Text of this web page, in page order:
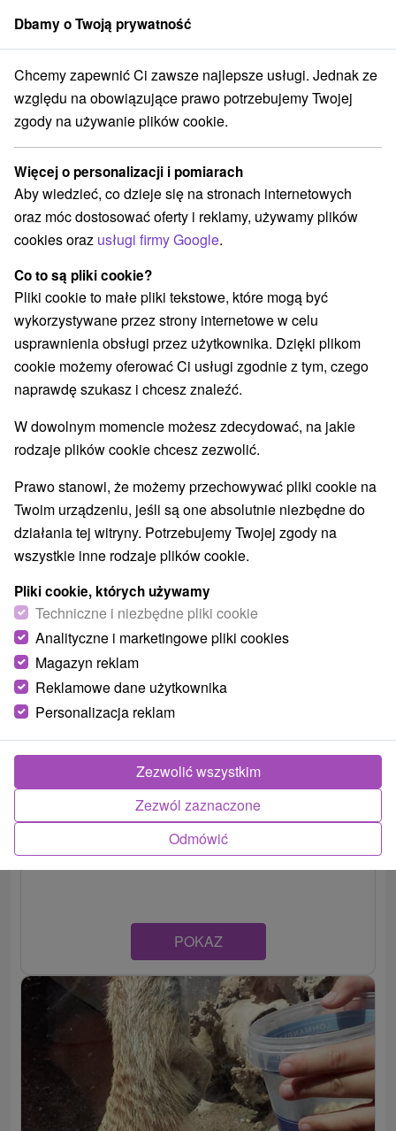
członek grupySorger
Atrakcje na Słowacji Atrakcje dla dzieci Laborecká vrchovina
Atrakcje dla dzieci Laborecká
vrchovina
Kategorie
Wszystkie kategorie
Jeziora, jeziora, zbiorniki wodne
Atrakcje turystyczne (2) Muzea i galerie(1)
Ogrody zoologiczne i fermy zwierząt(1) Tarcze(1)
Atrakcje dla dzieci(4) Kościoły drewniane(10)
Aquaparki, baseny(2) Planetarium i obserwatorium(1)
Ośrodki i miasteczka dziecięce(1)
Zamki, pałace, ruiny(3) Skanseny(1) Zamki(1)
Parki miejskie i zamkowe(1)
Wsie i miasta
Stropkov(2) Svidník(1)
Ekologiczny basen Sninské rybníky
Snina
POKAZ
Dbamy o Twoją prywatność
Chcemy zapewnić Ci zawsze najlepsze usługi. Jednak ze
względu na obowiązujące prawo potrzebujemy Twojej
zgody na używanie plików cookie.
Więcej o personalizacji i pomiarach
Aby wiedzieć, co dzieje się na stronach internetowych
oraz móc dostosować oferty i reklamy, używamy plików
cookies oraz usługi firmy Google.
Co to są pliki cookie?
Pliki cookie to małe pliki tekstowe, które mogą być
wykorzystywane przez strony internetowe w celu
usprawnienia obsługi przez użytkownika. Dzięki plikom
cookie możemy oferować Ci usługi zgodnie z tym, czego
naprawdę szukasz i chcesz znaleźć.
W dowolnym momencie możesz zdecydować, na jakie
rodzaje plików cookie chcesz zezwolić.
Prawo stanowi, że możemy przechowywać pliki cookie na
Twoim urządzeniu, jeśli są one absolutnie niezbędne do
działania tej witryny. Potrzebujemy Twojej zgody na
wszystkie inne rodzaje plików cookie.
Pliki cookie, których używamy
Techniczne i niezbędne pliki cookie
Analityczne i marketingowe pliki cookies
Magazyn reklam
Reklamowe dane użytkownika
Personalizacja reklam
Odmówić
Zezwól zaznaczone
Zezwolić wszystkim